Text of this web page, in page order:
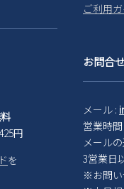
円
を
ご利用
お問合
メール :
営業時
メール
3営業日
※お問い